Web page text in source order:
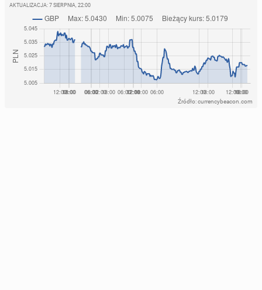
AKTUALIZACJA: 7 SIERPNIA, 22:00
Źródło: currencybeacon.com